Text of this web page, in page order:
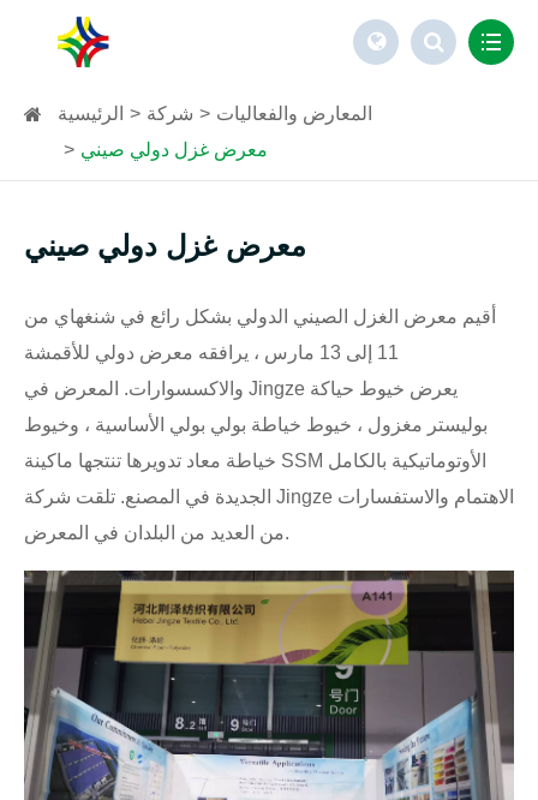
الرئيسية شركة
المعارض والفعاليات
معرض غزل دولي صيني
معرض غزل دولي صيني
أقيم معرض الغزل الصيني الدولي بشكل رائع في شنغهاي من
11 إلى 13 مارس ، يرافقه معرض دولي للأقمشة
والاكسسوارات. المعرض في Jingze يعرض خيوط حياكة
بوليستر مغزول ، خيوط خياطة بولي بولي الأساسية ، وخيوط
خياطة معاد تدويرها تنتجها ماكينة SSM الأوتوماتيكية بالكامل
الجديدة في المصنع. تلقت شركة Jingze الاهتمام والاستفسارات
من العديد من البلدان في المعرض.